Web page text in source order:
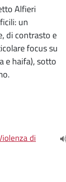
Alfieri
un
di contrasto e
focus su
e haifa), sotto
di